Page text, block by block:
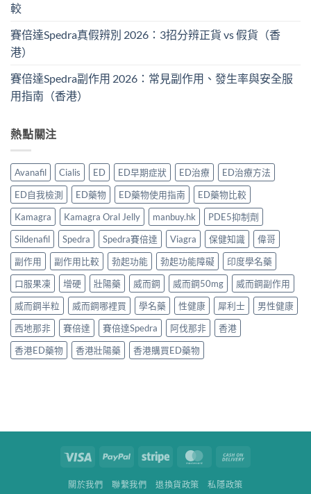
較
賽倍達Spedra真假辨別 2026：3招分辨正貨 vs 假貨（香
港）
賽倍達Spedra副作用 2026：常見副作用、發生率與安全服
用指南（香港）
熱點關注
Avanafil Cialis ED ED早期症狀 ED治療
ED治療方法
ED自我檢測
ED藥物 ED藥物使用指南
ED藥物比較
Kamagra
Kamagra Oral Jelly manbuy.hk
PDE5抑制劑
Sildenafil
Spedra Spedra賽倍達 Viagra 保健知識
偉哥
副作用
副作用比較 勃起功能 勃起功能障礙
印度學名藥
口服果凍
增硬 壯陽藥 威而鋼 威而鋼50mg
威而鋼副作用
威而鋼半粒
威而鋼哪裡買 學名藥 性健康 犀利士
男性健康
西地那非
賽倍達 賽倍達Spedra 阿伐那非
香港
香港ED藥物
香港壯陽藥 香港購買ED藥物
Visa PayPal Stripe MasterCard
關於我們 聯繫我們 退換貨政策 私隱政策